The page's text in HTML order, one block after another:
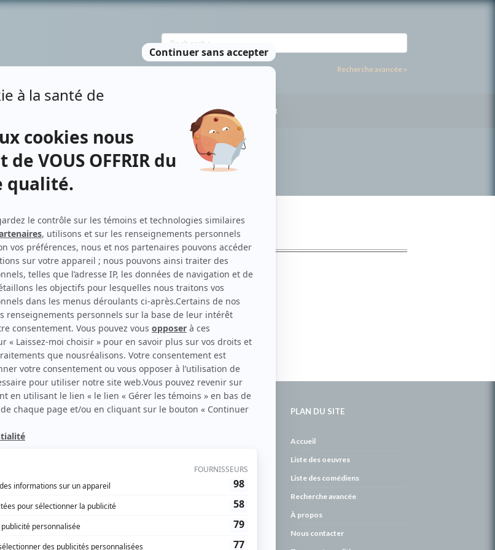
Recherche avancée »
NOUS CONTACTER
demoiselle d'Avignon(Nicole)
d'érable (Diane de Luth)
son petit écran. Celui qu’on surnomme parfois «l’encyclopédie de
la télé québécoise. On peut l’entendre régulièrement
PLAN DU SITE
Accueil
Liste des oeuvres
Liste des comédiens
Recherche avancée
À propos
Nous contacter